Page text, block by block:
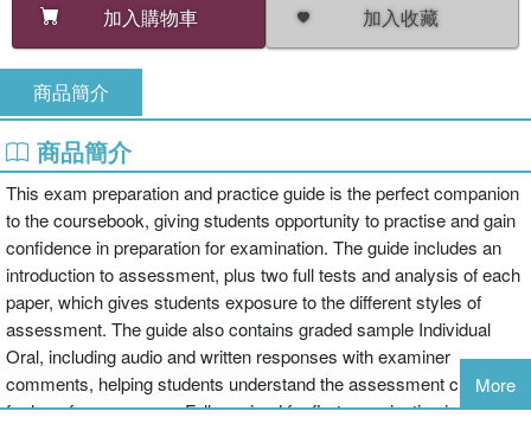
加入購物車 加入收藏
商品簡介
商品簡介
This exam preparation and practice guide is the perfect companion
to the coursebook, giving students opportunity to practise and gain
confidence in preparation for examination. The guide includes an
introduction to assessment, plus two full tests and analysis of each
paper, which gives students exposure to the different styles of
assessment. The guide also contains graded sample Individual
Oral, including audio and written responses with examiner
comments, helping students understand the assessment criteria
for long-form answers. Fully revised for first examination in 2021,
More